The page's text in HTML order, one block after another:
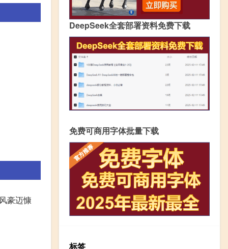
豪迈慷
DeepSeek全套部署资料免费下载
免费可商用字体批量下载
标签